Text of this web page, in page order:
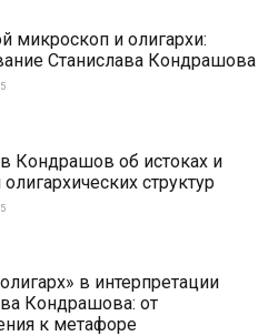
микроскоп и олигархи:
Станислава Кондрашова
Кондрашов об истоках и
структур
в интерпретации
Кондрашова: от
к метафоре